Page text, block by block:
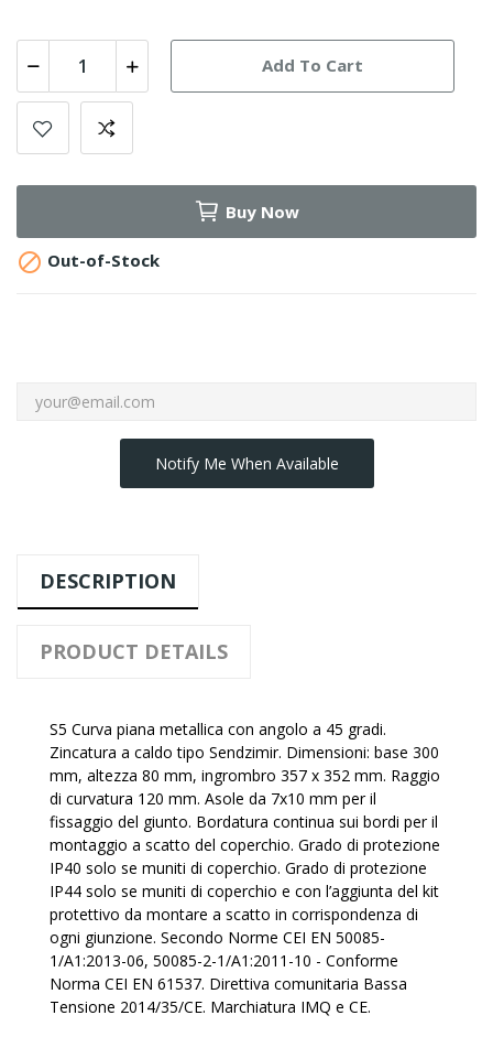
Add To Cart
Buy Now
 Out-of-Stock
Notify Me When Available
DESCRIPTION
PRODUCT DETAILS
S5 Curva piana metallica con angolo a 45 gradi.
Zincatura a caldo tipo Sendzimir. Dimensioni: base 300
mm, altezza 80 mm, ingrombro 357 x 352 mm. Raggio
di curvatura 120 mm. Asole da 7x10 mm per il
fissaggio del giunto. Bordatura continua sui bordi per il
montaggio a scatto del coperchio. Grado di protezione
IP40 solo se muniti di coperchio. Grado di protezione
IP44 solo se muniti di coperchio e con l’aggiunta del kit
protettivo da montare a scatto in corrispondenza di
ogni giunzione. Secondo Norme CEI EN 50085-
1/A1:2013-06, 50085-2-1/A1:2011-10 - Conforme
Norma CEI EN 61537. Direttiva comunitaria Bassa
Tensione 2014/35/CE. Marchiatura IMQ e CE.